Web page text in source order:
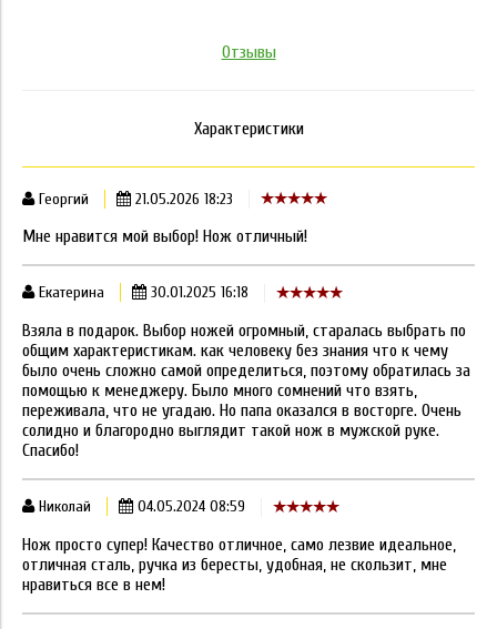
Отзывы
Характеристики
Георгий 21.05.2026 18:23
Мне нравится мой выбор! Нож отличный!
Екатерина 30.01.2025 16:18
Взяла в подарок. Выбор ножей огромный, старалась выбрать по
общим характеристикам. как человеку без знания что к чему
было очень сложно самой определиться, поэтому обратилась за
помощью к менеджеру. Было много сомнений что взять,
переживала, что не угадаю. Но папа оказался в восторге. Очень
солидно и благородно выглядит такой нож в мужской руке.
Спасибо!
Николай 04.05.2024 08:59
Нож просто супер! Качество отличное, само лезвие идеальное,
отличная сталь, ручка из бересты, удобная, не скользит, мне
нравиться все в нем!